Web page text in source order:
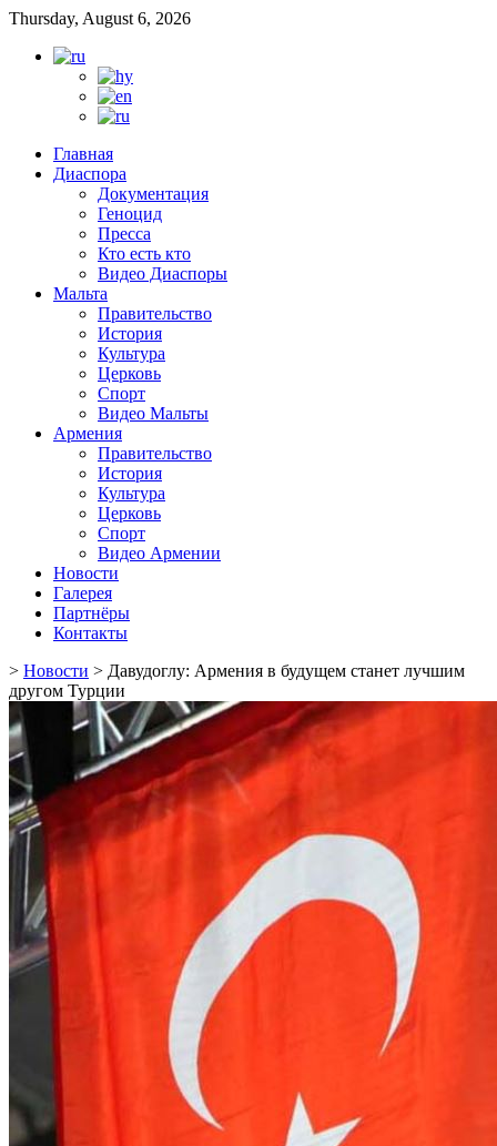
Thursday, August 6, 2026
Главная
Диаспора
Документация
Геноцид
Пресса
Кто есть кто
Видео Диаспоры
Мальта
Правительство
История
Культура
Церковь
Спорт
Видео Мальты
Армения
Правительство
История
Культура
Церковь
Спорт
Видео Армении
Новости
Галерея
Партнёры
Контакты
> Новости > Давудоглу: Армения в будущем станет лучшим
другом Турции